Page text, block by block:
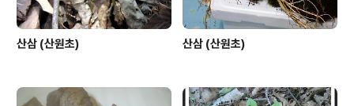
산삼 (산원초) 산삼 (산원초)